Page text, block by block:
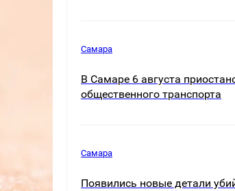
Самара
В Самаре 6 августа
общественного транспорта
Самара
Появились новые детали